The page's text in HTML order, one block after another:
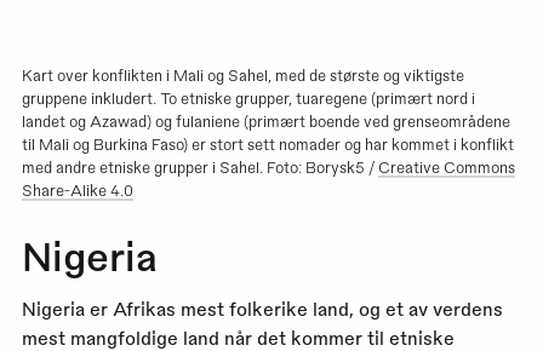
Kart over konflikten i Mali og Sahel, med de største og viktigste
gruppene inkludert. To etniske grupper, tuaregene (primært nord i
landet og Azawad) og fulaniene (primært boende ved grenseområdene
til Mali og Burkina Faso) er stort sett nomader og har kommet i konflikt
med andre etniske grupper i Sahel. Foto: Borysk5 / Creative Commons
Share-Alike 4.0
Nigeria
Nigeria er Afrikas mest folkerike land, og et av verdens
mest mangfoldige land når det kommer til etniske